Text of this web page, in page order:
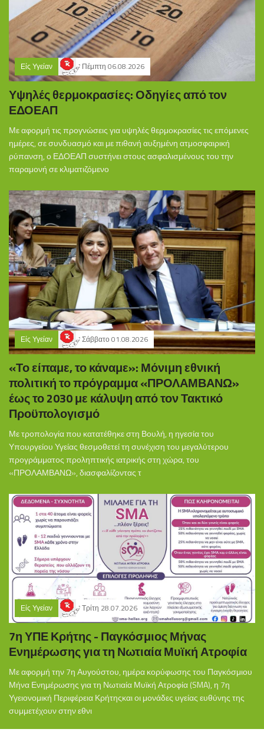
Είς Υγείαν Πέμπτη 06.08.2026
Υψηλές θερμοκρασίες: Οδηγίες από τον
ΕΔΟΕΑΠ
Με αφορμή τις προγνώσεις για υψηλές θερμοκρασίες τις επόμενες
ημέρες, σε συνδυασμό και με πιθανή αυξημένη ατμοσφαιρική
ρύπανση, ο ΕΔΟΕΑΠ συστήνει στους ασφαλισμένους του την
παραμονή σε κλιματιζόμενο
Είς Υγείαν Σάββατο 01.08.2026
«Το είπαμε, το κάναμε»: Μόνιμη εθνική
πολιτική το πρόγραμμα «ΠΡΟΛΑΜΒΑΝΩ»
έως το 2030 με κάλυψη από τον Τακτικό
Προϋπολογισμό
Με τροπολογία που κατατέθηκε στη Βουλή, η ηγεσία του
Υπουργείου Υγείας θεσμοθετεί τη συνέχιση του μεγαλύτερου
προγράμματος προληπτικής ιατρικής στη χώρα, του
«ΠΡΟΛΑΜΒΑΝΩ», διασφαλίζοντας τ
Είς Υγείαν Τρίτη 28.07.2026
7η ΥΠΕ Κρήτης - Παγκόσμιος Μήνας
Ενημέρωσης για τη Νωτιαία Μυϊκή Ατροφία
Με αφορμή την 7η Αυγούστου, ημέρα κορύφωσης του Παγκόσμιου
Μήνα Ενημέρωσης για τη Νωτιαία Μυϊκή Ατροφία (SMA), η 7η
Υγειονομική Περιφέρεια Κρήτηςκαι οι μονάδες υγείας ευθύνης της
συμμετέχουν στην εθνι